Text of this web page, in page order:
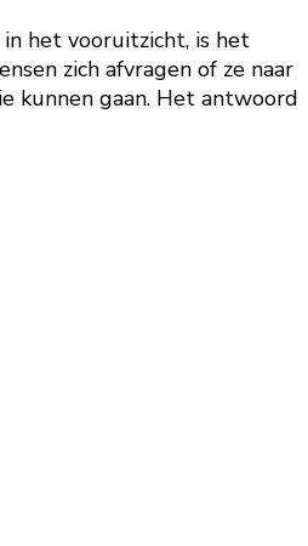
het vooruitzicht, is het
zich afvragen of ze naar
kunnen gaan. Het antwoord